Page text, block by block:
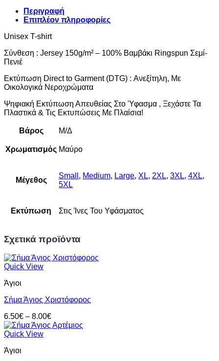
Περιγραφή
Επιπλέον πληροφορίες
Unisex T-shirt
Σύνθεση : Jersey 150g/m² – 100% Βαμβάκι Ringspun Σεμί-
Πενιέ
Εκτύπωση Direct to Garment (DTG) : Ανεξίτηλη, Με
Οικολογικά Νεροχρώματα
Ψηφιακή Εκτύπωση Απευθείας Στο Ύφασμα , Ξεχάστε Τα
Πλαστικά & Τις Εκτυπώσεις Με Πλαίσια!
Βάρος Μ/Δ
Χρωματισμός Μαύρο
Μέγεθος
Small , Medium, Large, XL, 2XL, 3XL, 4XL,
5XL
Εκτύπωση Στις Ίνες Του Υφάσματος
Σχετικά προϊόντα
Quick View
Άγιοι
Σήμα Άγιος Χριστόφορος
6.50€ – 8.00€Price
range:
Quick View
Άγιοι